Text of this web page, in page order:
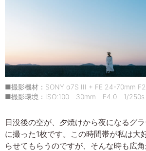
■撮影機材：SONY α7S III + FE 24-70mm
■撮影環境：ISO:100 30mm F4.0 1/250s
日没後の空が、夕焼けから夜になるグ
に撮った1枚です。この時間帯が私は大
らせてもらうのですが、そんな時も広